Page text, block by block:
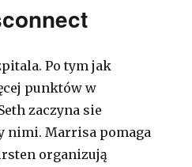
Po tym jak
punktów w
zaczyna sie
nimi. Marrisa pomaga
organizują